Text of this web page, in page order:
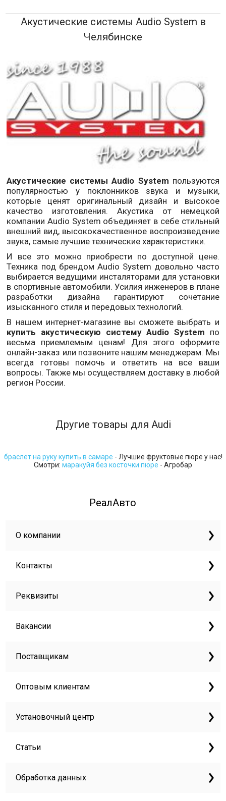
Акустические системы Audio System в
Челябинске
Акустические системы Audio System пользуются
популярностью у поклонников звука и музыки,
которые ценят оригинальный дизайн и высокое
качество изготовления. Акустика от немецкой
компании Audio System объединяет в себе стильный
внешний вид, высококачественное воспроизведение
звука, самые лучшие технические характеристики.
И все это можно приобрести по доступной цене.
Техника под брендом Audio System довольно часто
выбирается ведущими инсталяторами для установки
в спортивные автомобили. Усилия инженеров в плане
разработки дизайна гарантируют сочетание
изысканного стиля и передовых технологий.
В нашем интернет-магазине вы сможете выбрать и
купить акустическую систему Audio System по
весьма приемлемым ценам! Для этого оформите
онлайн-заказ или позвоните нашим менеджерам. Мы
всегда готовы помочь и ответить на все ваши
вопросы. Также мы осуществляем доставку в любой
регион России.
Другие товары для Audi
браслет на руку купить в самаре - Лучшие фруктовые пюре у нас!
Смотри: маракуйя без косточки пюре - Агробар
РеалАвто
О компании
Контакты
Реквизиты
Вакансии
Поставщикам
Оптовым клиентам
Установочный центр
Статьи
Обработка данных